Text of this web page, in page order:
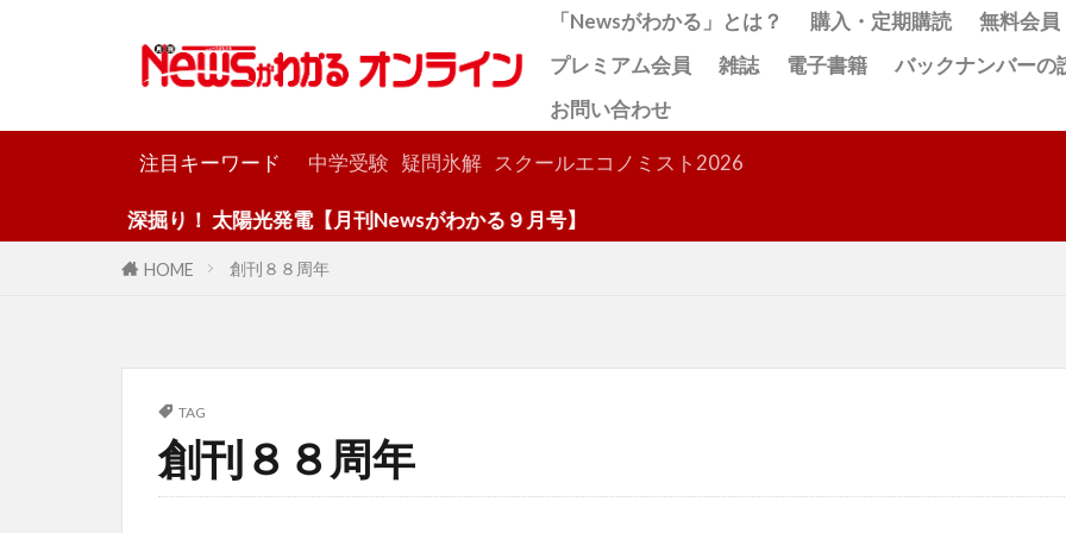
「Newsがわかる」とは？ 購入・定期購読
無料会員
プレミアム会員
雑誌 電子書籍
バックナンバーの
お問い合わせ
注目キーワード 中学受験 疑問氷解 スクールエコノミスト2026
深掘り！ 太陽光発電【月刊Newsがわかる９月号】
HOME 創刊８８周年
TAG
創刊８８周年
検索